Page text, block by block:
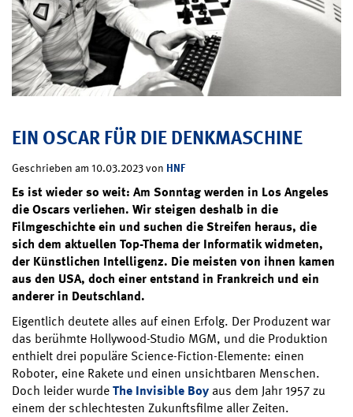
EIN OSCAR FÜR DIE DENKMASCHINE
Geschrieben am 10.03.2023 von HNF
Es ist wieder so weit: Am Sonntag werden in Los Angeles
die Oscars verliehen. Wir steigen deshalb in die
Filmgeschichte ein und suchen die Streifen heraus, die
sich dem aktuellen Top-Thema der Informatik widmeten,
der Künstlichen Intelligenz. Die meisten von ihnen kamen
aus den USA, doch einer entstand in Frankreich und ein
anderer in Deutschland.
Eigentlich deutete alles auf einen Erfolg. Der Produzent war
das berühmte Hollywood-Studio MGM, und die Produktion
enthielt drei populäre Science-Fiction-Elemente: einen
Roboter, eine Rakete und einen unsichtbaren Menschen.
Doch leider wurdeThe Invisible Boy aus dem Jahr 1957 zu
einem der schlechtesten Zukunftsfilme aller Zeiten.